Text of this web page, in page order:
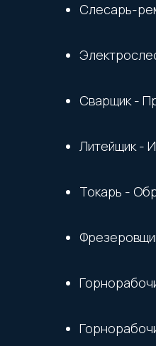
Слесарь-
Сварщик -
Литейщик -
Токарь -